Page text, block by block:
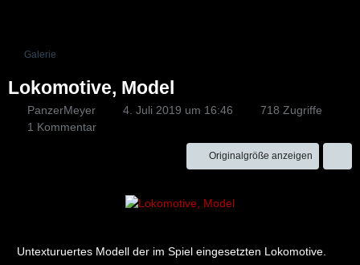
Galerie
Lokomotive, Model
PanzerMeyer 4. Juli 2019 um 16:46
718 Zugriffe
1 Kommentar
Originalgröße anzeigen
Untexturuertes Modell der im Spiel eingesetzten Lokomotive.